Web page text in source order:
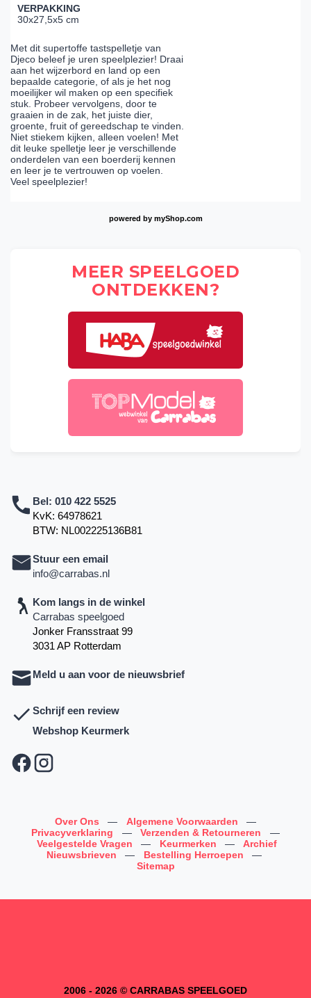
VERPAKKING
30x27,5x5 cm
Met dit supertoffe tastspelletje van
Djeco beleef je uren speelplezier! Draai
aan het wijzerbord en land op een
bepaalde categorie, of als je het nog
moeilijker wil maken op een specifiek
stuk. Probeer vervolgens, door te
graaien in de zak, het juiste dier,
groente, fruit of gereedschap te vinden.
Niet stiekem kijken, alleen voelen! Met
dit leuke spelletje leer je verschillende
onderdelen van een boerderij kennen
en leer je te vertrouwen op voelen.
Veel speelplezier!
powered by myShop.com
MEER SPEELGOED
ONTDEKKEN?
Bel: 010 422 5525
KvK: 64978621
BTW: NL002225136B81
Stuur een email
info@carrabas.nl
Kom langs in de winkel
Carrabas speelgoed
Jonker Fransstraat 99
3031 AP Rotterdam
Meld u aan voor de nieuwsbrief
Schrijf een review
Webshop Keurmerk
Over Ons — Algemene Voorwaarden
—
Privacyverklaring
— Verzenden & Retourneren
—
Veelgestelde Vragen
— Keurmerken —
Archief
Nieuwsbrieven
— Bestelling Herroepen
—
Sitemap
2006 - 2026 © CARRABAS SPEELGOED